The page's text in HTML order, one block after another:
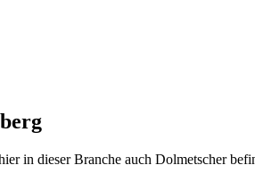
in dieser Branche auch Dolmetscher